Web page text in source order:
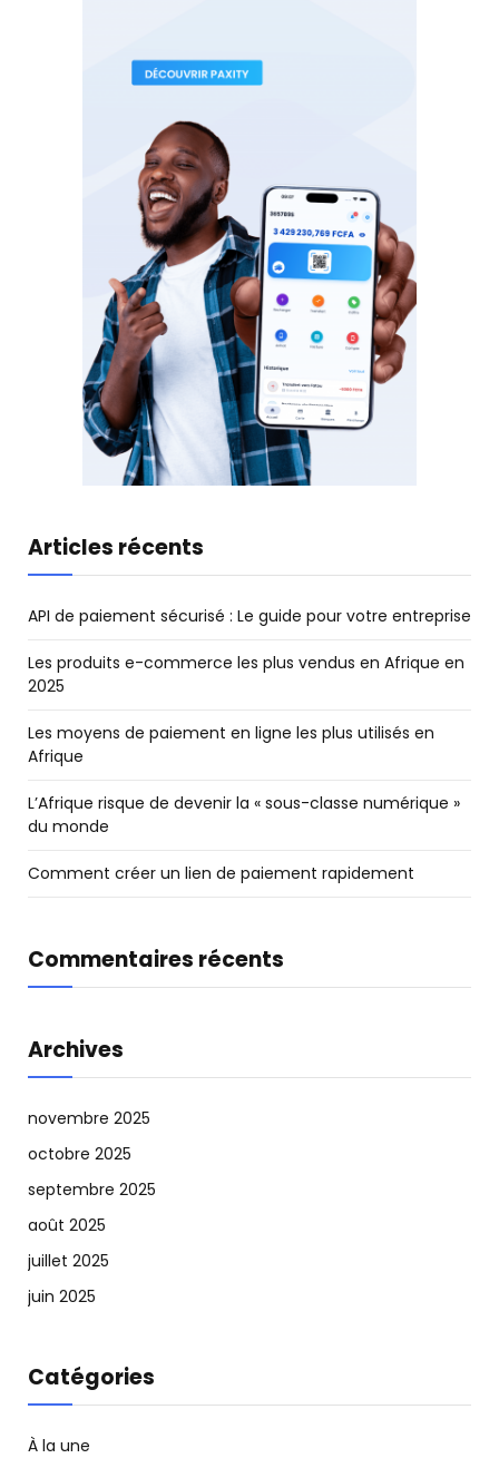
Articles récents
API de paiement sécurisé : Le guide pour votre entreprise
Les produits e-commerce les plus vendus en Afrique en
2025
Les moyens de paiement en ligne les plus utilisés en
Afrique
L’Afrique risque de devenir la « sous-classe numérique »
du monde
Comment créer un lien de paiement rapidement
Commentaires récents
Archives
novembre 2025
octobre 2025
septembre 2025
août 2025
juillet 2025
juin 2025
Catégories
À la une